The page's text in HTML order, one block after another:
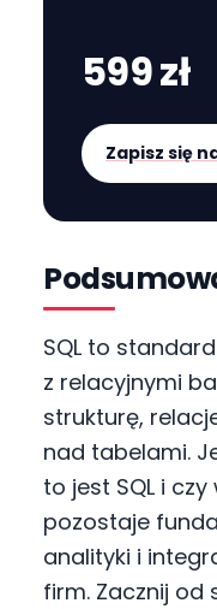
599 zł
Zapisz się
SQL to
z relacyjnymi
strukturę,
nad tabelami.
to jest SQL i
pozostaje
analityki i
firm. Zacznij od